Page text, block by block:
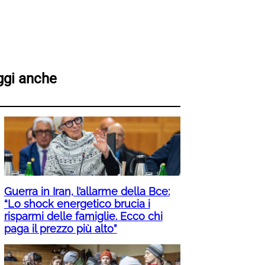
anche
Guerra in Iran, l’allarme della Bce:
“Lo shock energetico brucia i
risparmi delle famiglie. Ecco chi
paga il prezzo più alto”